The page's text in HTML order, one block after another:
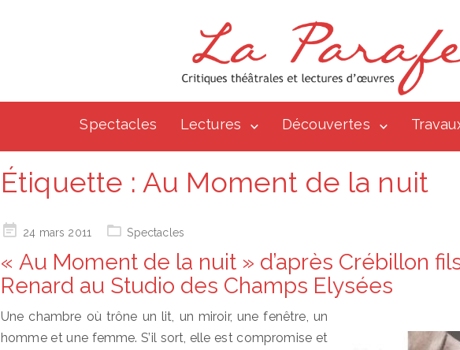
Spectacles Lectures Découvertes
Étiquette : Au Moment de la nuit
Posted24 mars 2011 Spectacles
« Au Moment de la nuit » d’après Crébillon
Renard au Studio des Champs Elysées
Une chambre où trône un lit, un miroir, une fenêtre, un
homme et une femme. S’il sort, elle est compromise et